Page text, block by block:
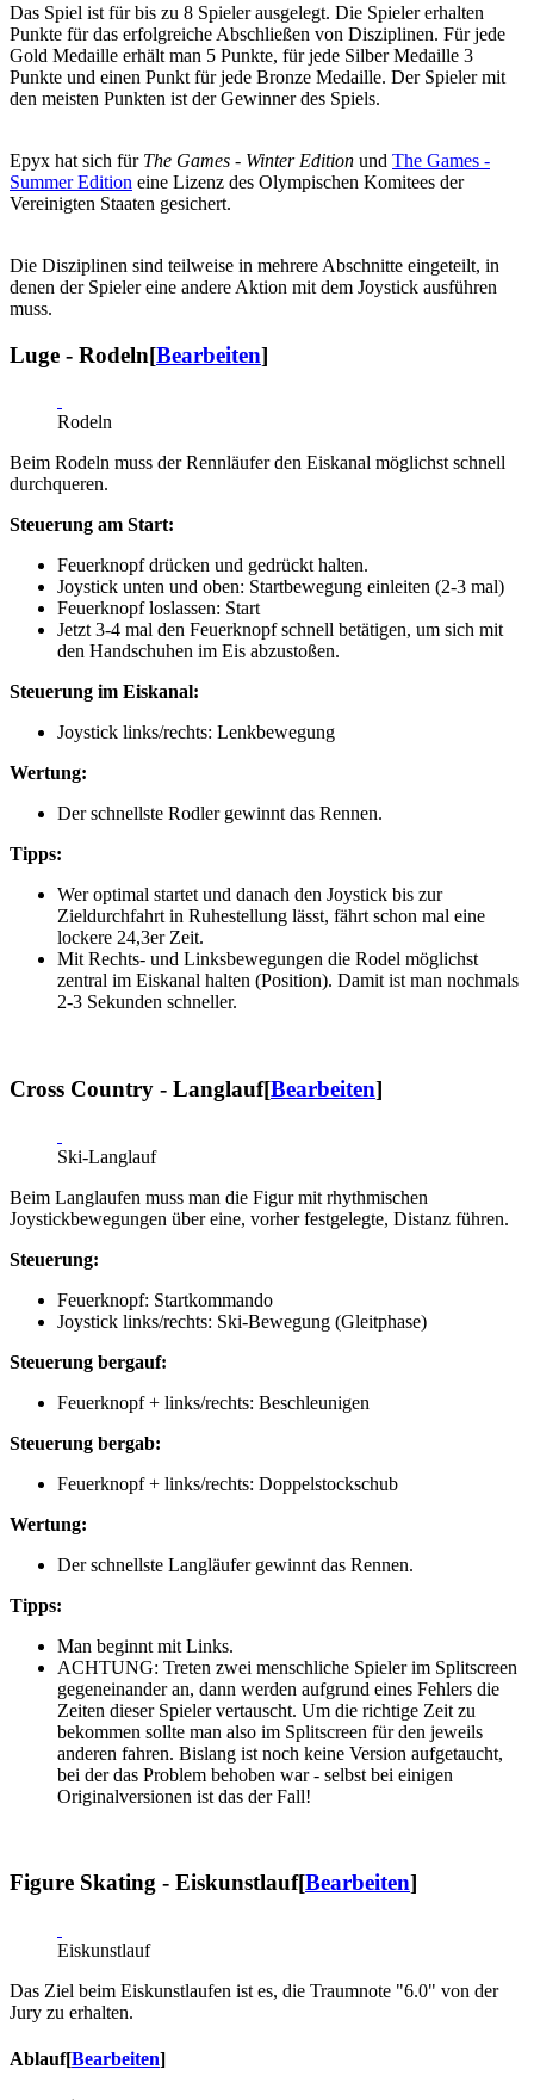
Das Spiel ist für bis zu 8 Spieler ausgelegt. Die Spieler erhalten
Punkte für das erfolgreiche Abschließen von Disziplinen. Für jede
Gold Medaille erhält man 5 Punkte, für jede Silber Medaille 3
Punkte und einen Punkt für jede Bronze Medaille. Der Spieler mit
den meisten Punkten ist der Gewinner des Spiels.
Epyx hat sich für The Games - Winter Edition und The Games -
Summer Edition eine Lizenz des Olympischen Komitees der
Vereinigten Staaten gesichert.
Die Disziplinen sind teilweise in mehrere Abschnitte eingeteilt, in
denen der Spieler eine andere Aktion mit dem Joystick ausführen
muss.
Luge - Rodeln[Bearbeiten]
Rodeln
Beim Rodeln muss der Rennläufer den Eiskanal möglichst schnell
durchqueren.
Steuerung am Start:
Feuerknopf drücken und gedrückt halten.
Joystick unten und oben: Startbewegung einleiten (2-3 mal)
Feuerknopf loslassen: Start
Jetzt 3-4 mal den Feuerknopf schnell betätigen, um sich mit
den Handschuhen im Eis abzustoßen.
Steuerung im Eiskanal:
Joystick links/rechts: Lenkbewegung
Wertung:
Der schnellste Rodler gewinnt das Rennen.
Tipps:
Wer optimal startet und danach den Joystick bis zur
Zieldurchfahrt in Ruhestellung lässt, fährt schon mal eine
lockere 24,3er Zeit.
Mit Rechts- und Linksbewegungen die Rodel möglichst
zentral im Eiskanal halten (Position). Damit ist man nochmals
2-3 Sekunden schneller.
Cross Country - Langlauf[Bearbeiten]
Ski-Langlauf
Beim Langlaufen muss man die Figur mit rhythmischen
Joystickbewegungen über eine, vorher festgelegte, Distanz führen.
Steuerung:
Feuerknopf: Startkommando
Joystick links/rechts: Ski-Bewegung (Gleitphase)
Steuerung bergauf:
Feuerknopf + links/rechts: Beschleunigen
Steuerung bergab:
Feuerknopf + links/rechts: Doppelstockschub
Wertung:
Der schnellste Langläufer gewinnt das Rennen.
Tipps:
Man beginnt mit Links.
ACHTUNG: Treten zwei menschliche Spieler im Splitscreen
gegeneinander an, dann werden aufgrund eines Fehlers die
Zeiten dieser Spieler vertauscht. Um die richtige Zeit zu
bekommen sollte man also im Splitscreen für den jeweils
anderen fahren. Bislang ist noch keine Version aufgetaucht,
bei der das Problem behoben war - selbst bei einigen
Originalversionen ist das der Fall!
Figure Skating - Eiskunstlauf[Bearbeiten]
Eiskunstlauf
Das Ziel beim Eiskunstlaufen ist es, die Traumnote "6.0" von der
Jury zu erhalten.
Ablauf[Bearbeiten]